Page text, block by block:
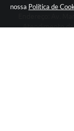
nossa Política de
Endereço: Av.
Atendimento de